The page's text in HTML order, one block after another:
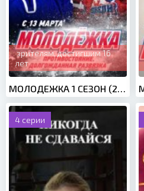
зрителям, достигшим 16
лет
МОЛОДЕЖКА 1 СЕЗОН (2013)
4 серии